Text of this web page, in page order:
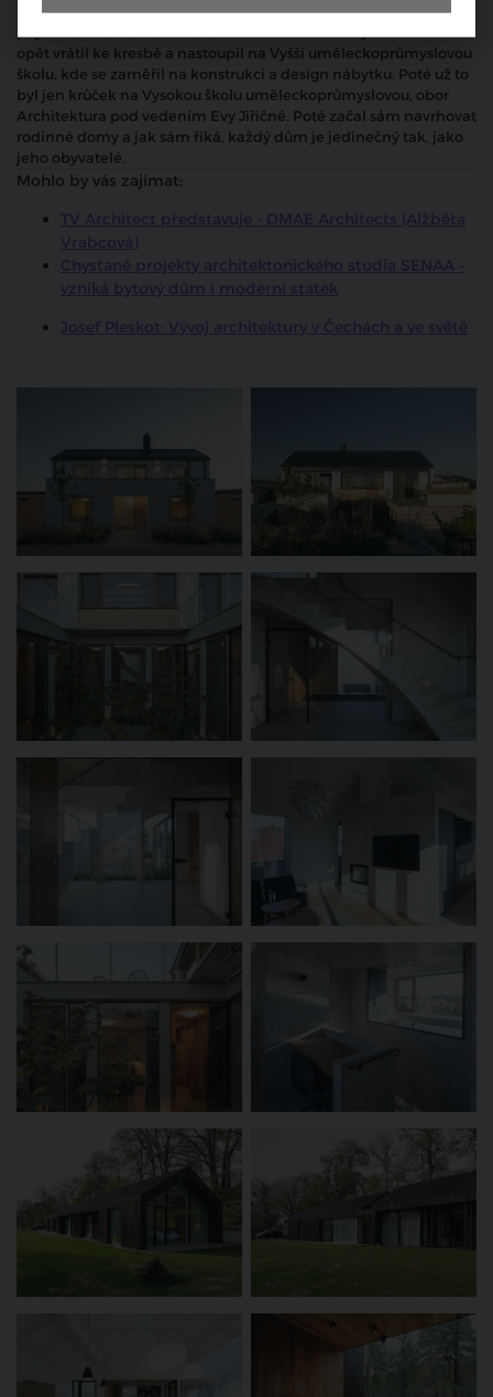
Architekt Michal Kunc se vyučil truhlářem po neúspěšných
přijímacích zkouškách na uměleckou školu. Po vyučení se ale
opět vrátil ke kresbě a nastoupil na Vyšší uměleckoprůmyslovou
školu, kde se zaměřil na konstrukci a design nábytku. Poté už to
byl jen krůček na Vysokou školu uměleckoprůmyslovou, obor
Architektura pod vedením Evy Jiřičné. Poté začal sám navrhovat
rodinné domy a jak sám říká, každý dům je jedinečný tak, jako
jeho obyvatelé.
Mohlo by vás zajímat:
TV Architect představuje - DMAE Architects (Alžběta
Vrabcová)
Chystané projekty architektonického studia SENAA –
vzniká bytový dům i moderní statek
Josef Pleskot: Vývoj architektury v Čechách a ve světě